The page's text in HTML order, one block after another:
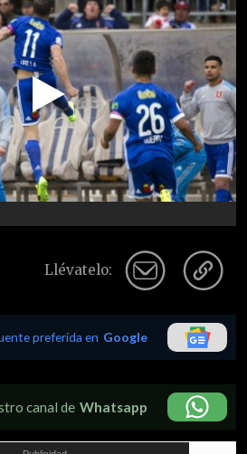
Play
Video
Llévatelo:
preferida en Google
canal de Whatsapp